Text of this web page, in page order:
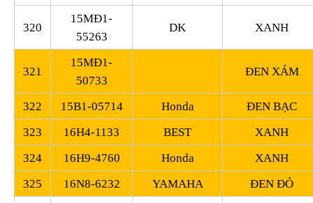
320
15MĐ1-
55263
DK XANH
321
15MĐ1-
50733
ĐEN XÁM
322 15B1-05714 Honda
ĐEN BẠC
323
16H4-1133 BEST
XANH
324
16H9-4760 Honda
XANH
325
16N8-6232 YAMAHA ĐEN ĐỎ